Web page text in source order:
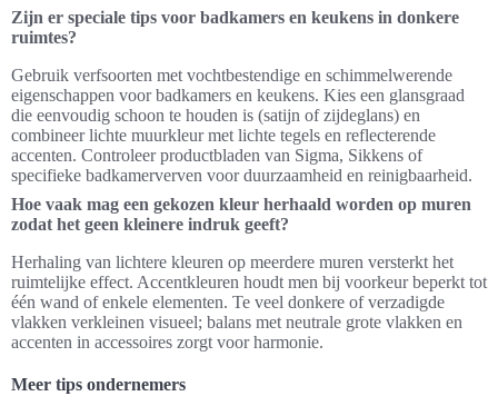
Zijn er speciale tips voor badkamers en keukens in donkere
ruimtes?
Gebruik verfsoorten met vochtbestendige en schimmelwerende
eigenschappen voor badkamers en keukens. Kies een glansgraad
die eenvoudig schoon te houden is (satijn of zijdeglans) en
combineer lichte muurkleur met lichte tegels en reflecterende
accenten. Controleer productbladen van Sigma, Sikkens of
specifieke badkamerverven voor duurzaamheid en reinigbaarheid.
Hoe vaak mag een gekozen kleur herhaald worden op muren
zodat het geen kleinere indruk geeft?
Herhaling van lichtere kleuren op meerdere muren versterkt het
ruimtelijke effect. Accentkleuren houdt men bij voorkeur beperkt tot
één wand of enkele elementen. Te veel donkere of verzadigde
vlakken verkleinen visueel; balans met neutrale grote vlakken en
accenten in accessoires zorgt voor harmonie.
Meer tips ondernemers